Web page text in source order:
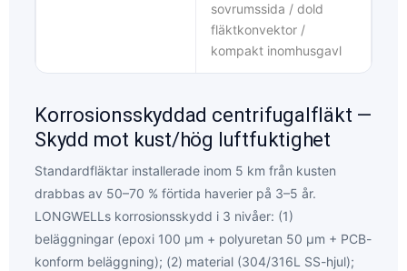
sovrumssida / dold
fläktkonvektor /
kompakt inomhusgavl
Korrosionsskyddad centrifugalfläkt —
Skydd mot kust/hög luftfuktighet
Standardfläktar installerade inom 5 km från kusten
drabbas av 50–70 % förtida haverier på 3–5 år.
LONGWELLs korrosionsskydd i 3 nivåer: (1)
beläggningar (epoxi 100 μm + polyuretan 50 μm + PCB-
konform beläggning); (2) material (304/316L SS-hjul);
Telefon / WhatsApp
Dina krav